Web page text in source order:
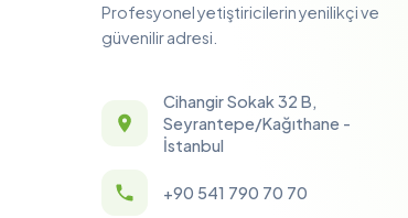
Profesyonel yetiştiricilerin yenilikçi ve
güvenilir adresi.
Cihangir Sokak 32 B,
Seyrantepe/Kağıthane -
İstanbul
+90 541 790 70 70